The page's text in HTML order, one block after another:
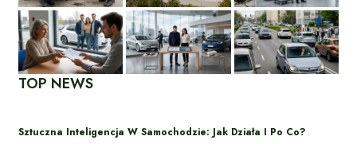
TOP NEWS
Sztuczna Inteligencja W Samochodzie: Jak Działa I Po Co?